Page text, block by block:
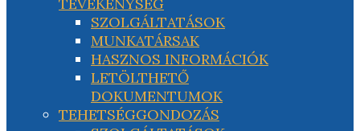
SZOLGÁLTATÁSOK
MUNKATÁRSAK
HASZNOS INFORMÁCIÓK
LETÖLTHETŐ
DOKUMENTUMOK
TEHETSÉGGONDOZÁS